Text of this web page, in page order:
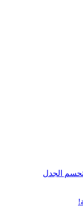
تحسم الجدل